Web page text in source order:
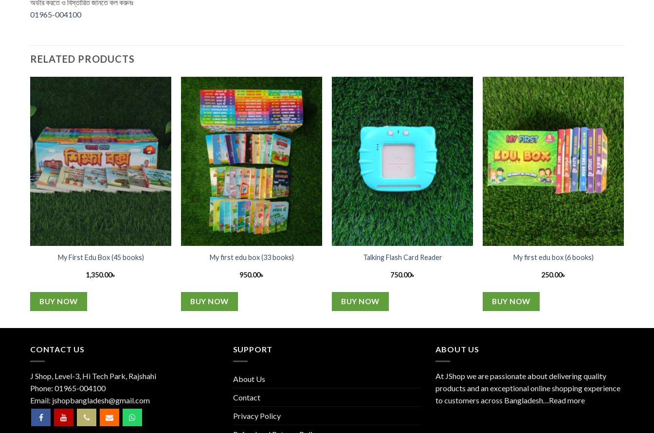
অর্ডার করতে ও বিস্তারিত জানতে কল করুনঃ
01965-004100
RELATED PRODUCTS
My First Edu Box (45 books)
1,350.00৳
BUY NOW
My first edu box (33 books)
950.00৳
BUY NOW
Talking Flash Card Reader
750.00৳
BUY NOW
My first edu box (6 books)
250.00৳
BUY NOW
CONTACT US
J Shop, Level-3, Hi Tech Park, Rajshahi
Phone: 01965-004100
Email: jshopbangladesh@gmail.com
SUPPORT
About Us
Contact
Privacy Policy
ABOUT US
At JShop we are passionate about delivering quality
products and an exceptional online shopping experience
to customers across Bangladesh… Read more